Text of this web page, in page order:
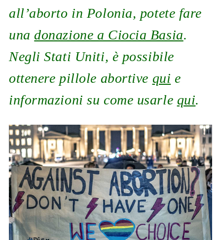
all’aborto in Polonia, potete fare
unadonazione a Ciocia Basia.
Negli Stati Uniti, è possibile
ottenere pillole abortive qui e
informazioni su come usarle qui.